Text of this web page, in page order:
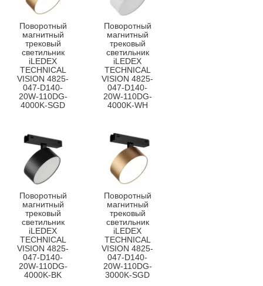
Поворотный
магнитный
трековый
светильник
iLEDEX
TECHNICAL
VISION 4825-
047-D140-
20W-110DG-
4000K-SGD
Поворотный
магнитный
трековый
светильник
iLEDEX
TECHNICAL
VISION 4825-
047-D140-
20W-110DG-
4000K-WH
Поворотный
магнитный
трековый
светильник
iLEDEX
TECHNICAL
VISION 4825-
047-D140-
20W-110DG-
4000K-BK
Поворотный
магнитный
трековый
светильник
iLEDEX
TECHNICAL
VISION 4825-
047-D140-
20W-110DG-
3000K-SGD